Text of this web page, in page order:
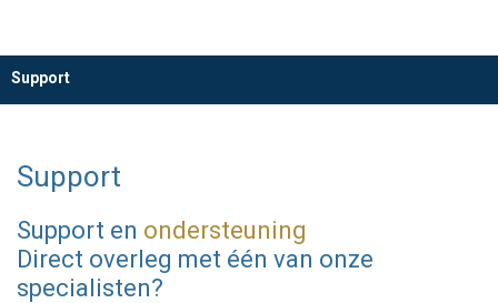
Support
Support
Support en ondersteuning
Direct overleg met één van onze
specialisten?